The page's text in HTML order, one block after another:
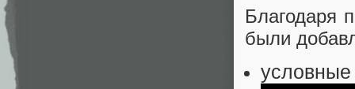
Благодаря
были